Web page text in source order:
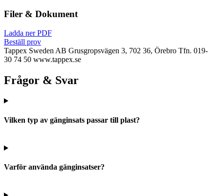
Filer & Dokument
Ladda ner PDF
Beställ prov
Tappex Sweden AB Grusgropsvägen 3, 702 36, Örebro Tfn. 019-
30 74 50 www.tappex.se
Frågor & Svar
Vilken typ av gänginsats passar till plast?
Varför använda gänginsatser?